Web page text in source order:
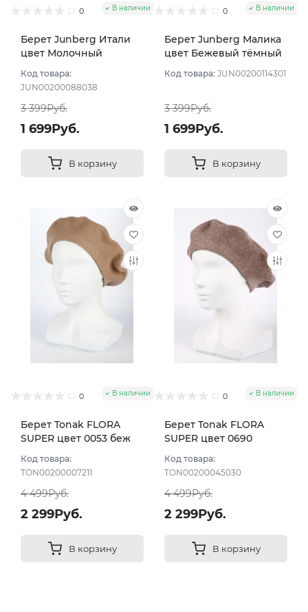
0 В наличии
Берет Junberg Итали
цвет Молочный
Код товара:
JUN00200088038
3 399Руб.
1 699Руб.
В корзину
0 В наличии
Берет Junberg Малика
цвет Бежевый тёмный
Код товара: JUN00200114301
3 399Руб.
1 699Руб.
В корзину
0 В наличии
Берет Tonak FLORA
SUPER цвет 0053 беж
Код товара:
TON00200007211
4 499Руб.
2 299Руб.
В корзину
0 В наличии
Берет Tonak FLORA
SUPER цвет 0690
Код товара:
TON00200045030
4 499Руб.
2 299Руб.
В корзину